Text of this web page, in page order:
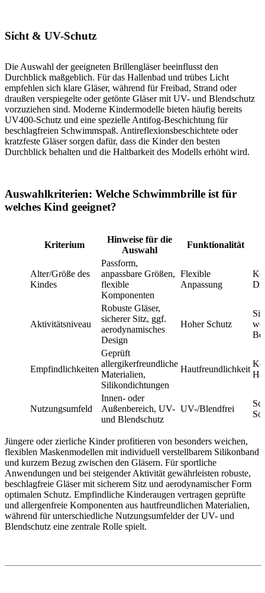
Sicht & UV-Schutz
Die Auswahl der geeigneten Brillengläser beeinflusst den
Durchblick maßgeblich. Für das Hallenbad und trübes Licht
empfehlen sich klare Gläser, während für Freibad, Strand oder
draußen verspiegelte oder getönte Gläser mit UV- und Blendschutz
vorzuziehen sind. Moderne Kindermodelle bieten häufig bereits
UV400-Schutz und eine spezielle Antifog-Beschichtung für
beschlagfreien Schwimmspaß. Antireflexionsbeschichtete oder
kratzfeste Gläser sorgen dafür, dass die Kinder den besten
Durchblick behalten und die Haltbarkeit des Modells erhöht wird.
Auswahlkriterien: Welche Schwimmbrille ist für
welches Kind geeignet?
Kriterium
Hinweise für die
Auswahl
Funktionalität
Alter/Größe des
Kindes
Passform,
anpassbare Größen,
flexible
Komponenten
Flexible
Anpassung
Aktivitätsniveau
Robuste Gläser,
sicherer Sitz, ggf.
aerodynamisches
Design
Hoher Schutz
Empfindlichkeiten
Geprüft
allergikerfreundliche
Materialien,
Silikondichtungen
Hautfreundlichkeit
Nutzungsumfeld
Innen- oder
Außenbereich, UV-
und Blendschutz
UV-/Blendfrei
Jüngere oder zierliche Kinder profitieren von besonders weichen,
flexiblen Maskenmodellen mit individuell verstellbarem Silikonband
und kurzem Bezug zwischen den Gläsern. Für sportliche
Anwendungen und bei steigender Aktivität gewährleisten robuste,
beschlagfreie Gläser mit sicherem Sitz und aerodynamischer Form
optimalen Schutz. Empfindliche Kinderaugen vertragen geprüfte
und allergenfreie Komponenten aus hautfreundlichen Materialien,
während für unterschiedliche Nutzungsumfelder der UV- und
Blendschutz eine zentrale Rolle spielt.